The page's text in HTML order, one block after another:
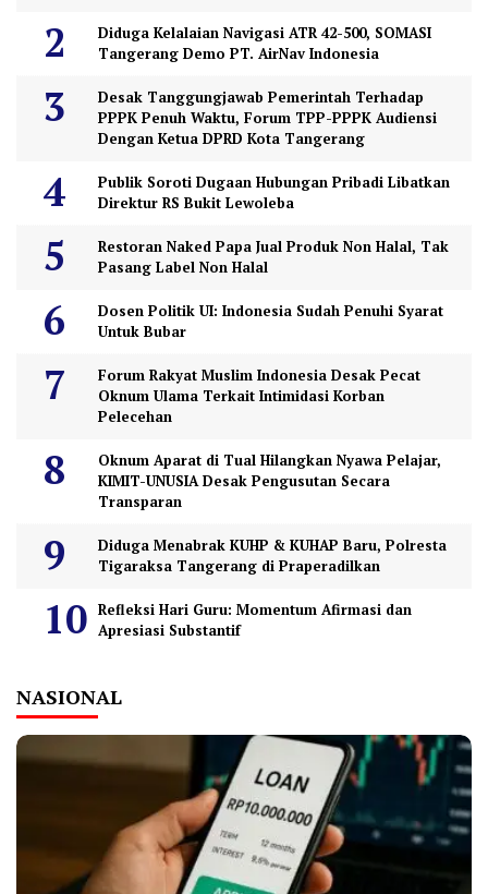
Diduga Kelalaian Navigasi ATR 42-500, SOMASI
Tangerang Demo PT. AirNav Indonesia
Desak Tanggungjawab Pemerintah Terhadap
PPPK Penuh Waktu, Forum TPP-PPPK Audiensi
Dengan Ketua DPRD Kota Tangerang
Publik Soroti Dugaan Hubungan Pribadi Libatkan
Direktur RS Bukit Lewoleba
Restoran Naked Papa Jual Produk Non Halal, Tak
Pasang Label Non Halal
Dosen Politik UI: Indonesia Sudah Penuhi Syarat
Untuk Bubar
Forum Rakyat Muslim Indonesia Desak Pecat
Oknum Ulama Terkait Intimidasi Korban
Pelecehan
Oknum Aparat di Tual Hilangkan Nyawa Pelajar,
KIMIT-UNUSIA Desak Pengusutan Secara
Transparan
Diduga Menabrak KUHP & KUHAP Baru, Polresta
Tigaraksa Tangerang di Praperadilkan
Refleksi Hari Guru: Momentum Afirmasi dan
Apresiasi Substantif
NASIONAL